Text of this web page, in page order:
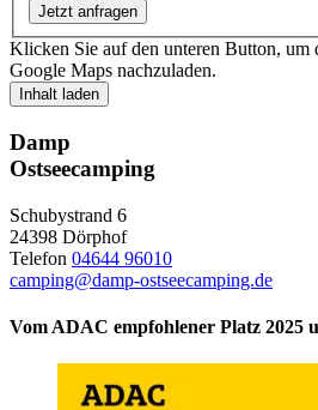
Klicken Sie auf den unteren Button, um
Google Maps nachzuladen.
Inhalt laden
Damp
Ostseecamping
Schubystrand 6
24398 Dörphof
Telefon 04644 96010
camping@damp-ostseecamping.de
Vom ADAC empfohlener Platz 2025